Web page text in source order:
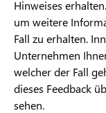
Hinweises
um weitere
Fall zu erhalten.
Unternehmen
welcher der Fall
dieses Feedback
sehen.